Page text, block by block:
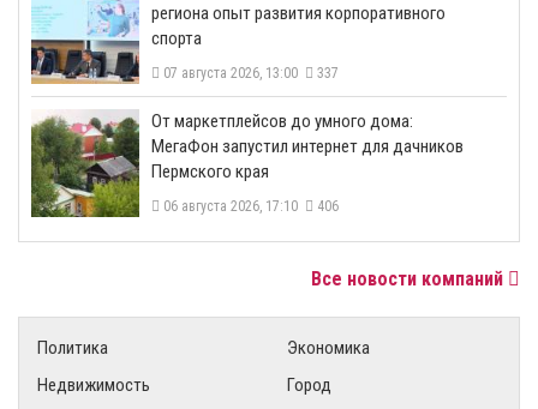
региона опыт развития корпоративного
спорта
07 августа 2026, 13:00 337
От маркетплейсов до умного дома:
МегаФон запустил интернет для дачников
Пермского края
06 августа 2026, 17:10 406
Все новости компаний
Политика
Экономика
Недвижимость
Город